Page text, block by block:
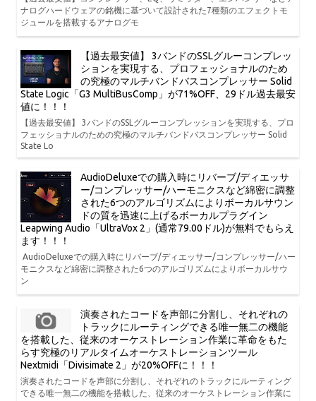
ナログハードウェアの銘機に基づいて設計された7種類のエフェクトモ
ジュールを搭載するアナログモ
【過去最安値】 3バンドのSSLグルーコンプレッ
ションを実現する、プロフェッショナルのため
の究極のマルチバンドバスコンプレッサー Solid
State Logic「G3 MultiBusComp」が71%OFF、29ドル過去最安
値に！！！
【過去最安値】 3バンドのSSLグルーコンプレッションを実現する、プロ
フェッショナルのための究極のマルチバンドバスコンプレッサー Solid
State Lo
AudioDeluxeでの購入時にリバーブ/ディエッサ
ー/コンプレッサー/ハーモニクスなど綿密に調整
された6つのアルゴリズムによりボーカルサウン
ドの質を迅速に上げるボーカルプラグイン
Leapwing Audio「UltraVox 2」(通常79.00ドル)が無料でもらえ
ます！！！
AudioDeluxeでの購入時にリバーブ/ディエッサー/コンプレッサー/ハー
モニクスなど綿密に調整された6つのアルゴリズムによりボーカルサウ
ン
演奏されたコードを声部に分割し、それぞれの
トラックにルーティングできる唯一無二の機能
を搭載した、従来のオーケストレーション作業に革命をもた
らす究極のリアルタイムオーケストレーションツール
Nextmidi「Divisimate 2」が20%OFFに！！！
演奏されたコードを声部に分割し、それぞれのトラックにルーティング
できる唯一無二の機能を搭載した、従来のオーケストレーション作業に